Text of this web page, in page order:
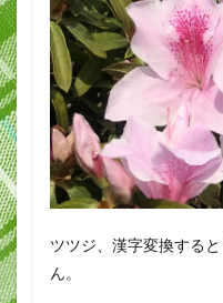
ツツジ、漢字変換する
ん。